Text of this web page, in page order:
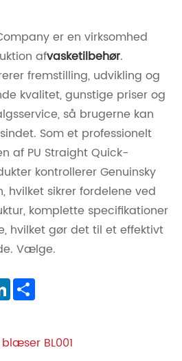
Company er en virksomhed
afvasketilbehør.
fremstilling, udvikling og
kvalitet, gunstige priser og
så brugerne kan
Som et professionelt
af ​​PU Straight Quick-
kontrollerer Genuinsky
hvilket sikrer fordelene ved
komplette specifikationer
hvilket gør det til et effektivt
Vælge.
LinkedIn
BL001